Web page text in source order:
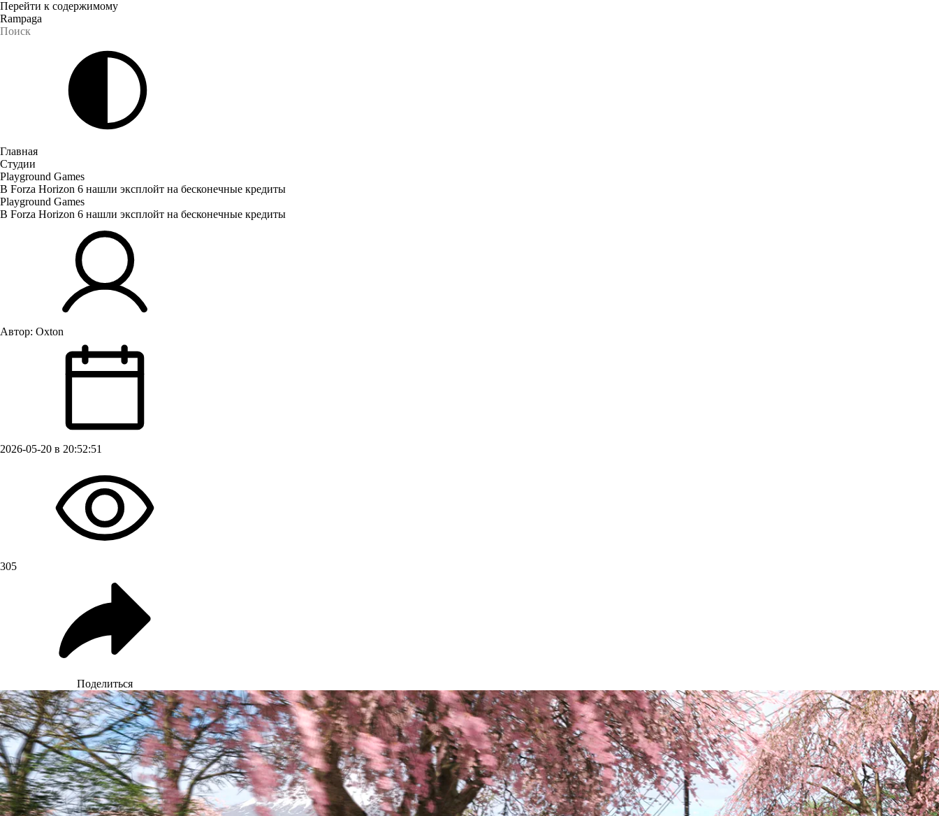
Перейти к содержимому
Rampaga
Главная
Студии
Playground Games
В Forza Horizon 6 нашли эксплойт на бесконечные кредиты
Playground Games
В Forza Horizon 6 нашли эксплойт на бесконечные кредиты
Автор: Oxton
2026-05-20 в 20:52:51
305
Поделиться